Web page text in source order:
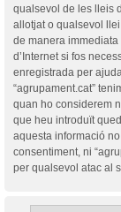
qualsevol de les lleis
allotjat o qualsevol
de manera
d’Internet si fos
enregistrada per
“agrupament.cat”
quan ho considerem
que heu introduït
aquesta informació
consentiment, ni
per qualsevol atac al